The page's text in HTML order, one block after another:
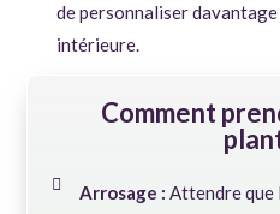
de personnaliser
intérieure.
Comment
Arrosage : Attendre que